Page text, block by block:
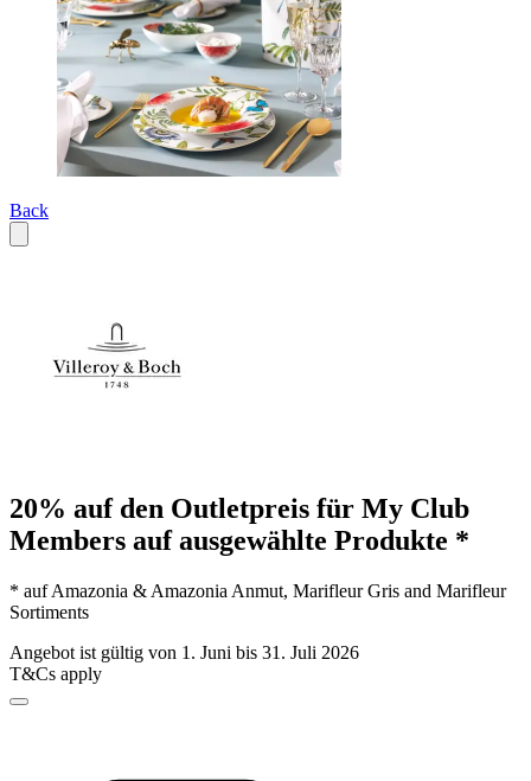
Back
20% auf den Outletpreis für My Club
Members auf ausgewählte Produkte *
* auf Amazonia & Amazonia Anmut, Marifleur Gris and Marifleur
Sortiments
Angebot ist gültig von 1. Juni bis 31. Juli 2026
T&Cs apply